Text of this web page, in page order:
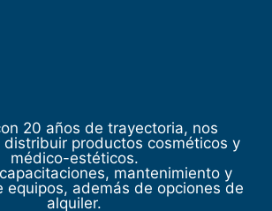
20 años de trayectoria, nos
productos cosméticos y
médico-estéticos.
mantenimiento y
equipos, además de opciones de
alquiler.